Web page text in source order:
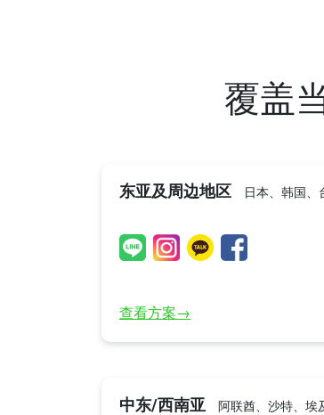
覆盖
东亚及周边地区 日本、韩国、
查看方案→
中东/西南亚 阿联酋、沙特、埃